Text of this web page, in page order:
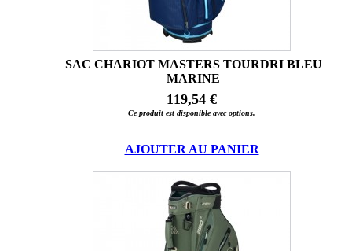
SAC CHARIOT MASTERS TOURDRI BLEU
MARINE
119,54 €
Ce produit est disponible avec options.
AJOUTER AU PANIER